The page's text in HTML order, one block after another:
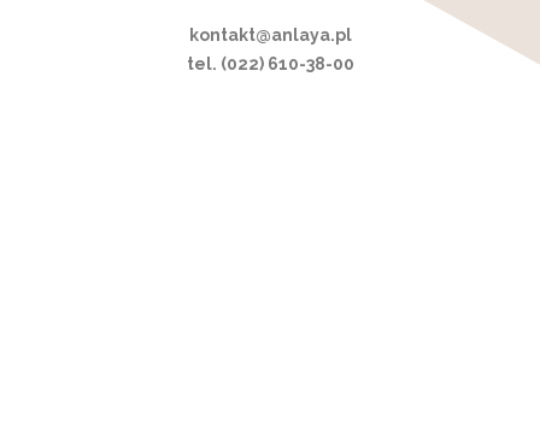
kontakt@anlaya.pl
tel. (022) 610-38-00